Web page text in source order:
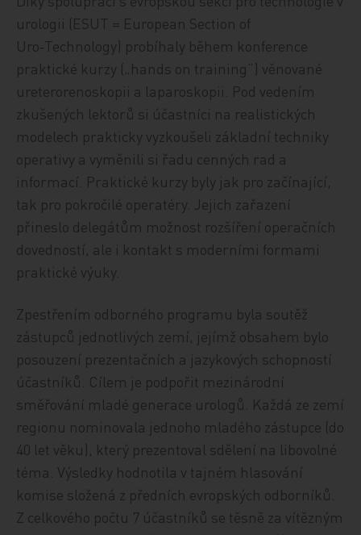
urologii (ESUT = European Section of
Uro‑Technology) probíhaly během konference
praktické kurzy („hands on training“) věnované
ureterorenoskopii a laparoskopii. Pod vedením
zkušených lektorů si účastníci na realistických
modelech prakticky vyzkoušeli základní techniky
operativy a vyměnili si řadu cenných rad a
informací. Praktické kurzy byly jak pro začínající,
tak pro pokročilé operatéry. Jejich zařazení
přineslo delegátům možnost rozšíření operačních
dovedností, ale i kontakt s moderními formami
praktické výuky.
Zpestřením odborného programu byla soutěž
zástupců jednotlivých zemí, jejímž obsahem bylo
posouzení prezentačních a jazykových schopností
účastníků. Cílem je podpořit mezinárodní
směřování mladé generace urologů. Každá ze zemí
regionu nominovala jednoho mladého zástupce (do
40 let věku), který prezentoval sdělení na libovolné
téma. Výsledky hodnotila v tajném hlasování
komise složená z předních evropských odborníků.
Z celkového počtu 7 účastníků se těsně za vítězným